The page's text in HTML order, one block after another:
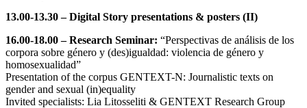
13.00-13.30 – Digital Story presentations & posters (II)
16.00-18.00 – Research Seminar: “Perspectivas de análisis de los
corpora sobre género y (des)igualdad: violencia de género y
homosexualidad”
Presentation of the corpus GENTEXT-N: Journalistic texts on
gender and sexual (in)equality
Invited specialists: Lia Litosseliti & GENTEXT Research Group